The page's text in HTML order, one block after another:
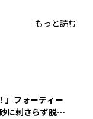
もっと読む
」フォーティー
に刺さらず脱出